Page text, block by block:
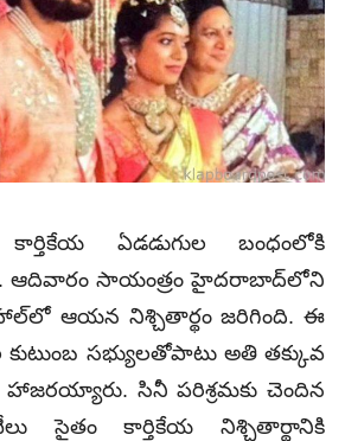
ఏడడుగుల బంధంలోకి
ఆదివారం సాయంత్రం హైదరాబాద్‌లోని
హాల్‌లో ఆయన నిశ్చితార్థం జరిగింది. ఈ
కుటుంబ సభ్యులతోపాటు అతి తక్కువ
సినీ పరిశ్రమకు చెందిన
సైతం కార్తికేయ నిశ్చితార్థానికి